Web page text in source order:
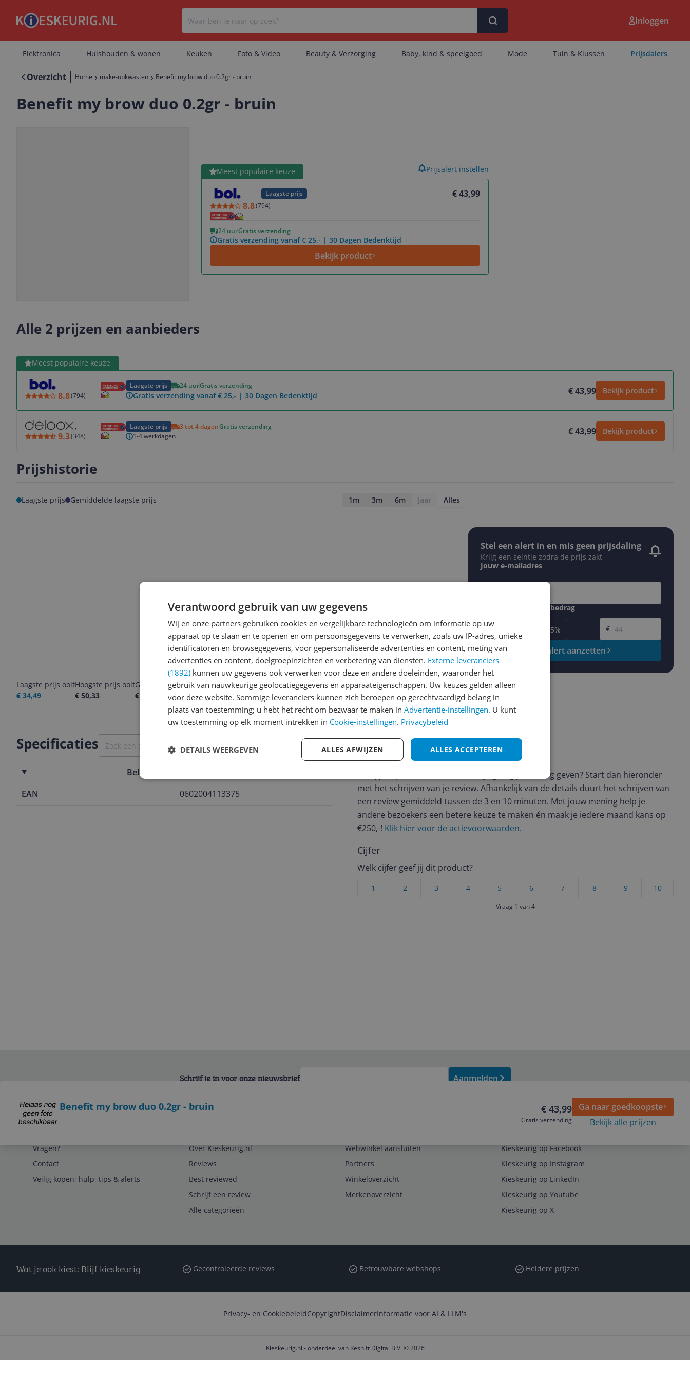
Er zijn geen categorieën gevonden.
Er zijn geen artikelen gevonden.
Inloggen
Elektronica Huishouden & wonen Keuken Foto & Video Beauty & Verzorging Baby, kind & speelgoed Mode Tuin & Klussen Prijsdalers
Overzicht Home make-upkwasten Benefit my brow duo 0.2gr - bruin
Benefit my brow duo 0.2gr - bruin
Meest populaire keuze
Laagste prijs
€ 43,99
8.8(794)
24 uurGratis verzending
Gratis verzending vanaf € 25,- | 30 Dagen Bedenktijd
Bekijk product
Bekijk product Prijsalert instellen
Alle 2 prijzen en aanbieders
Meest populaire keuze
8.8(794)
Laagste prijs 24 uurGratis verzending
Gratis verzending vanaf € 25,- | 30 Dagen Bedenktijd € 43,99 Bekijk product
Bekijk product
9.3(348)
Laagste prijs 3 tot 4 dagenGratis verzending
1-4 werkdagen
€ 43,99 Bekijk product
Prijshistorie
Laagste prijs Gemiddelde laagste prijs 1m 3m 6m Jaar Alles
Laagste prijs ooit
€ 34,49
Hoogste prijs ooit
€ 50,33
Goedkoopste nu
€ 43,99
Laatste prijsupdate
05-08-2026
Stel een alert in en mis geen prijsdaling
Krijg een seintje zodra de prijs zakt
Jouw e-mailadres
Gewenste daling of bedrag
-5% -15%
Gewenste prijs
€
Prijsalert aanzetten
Specificaties
Belangrijkste kenmerken
EAN
0602004113375
Reviews
Er zijn nog geen reviews geschreven
Heb jij dit product in bezit en wil je graag je mening geven? Start dan hieronder
met het schrijven van je review. Afhankelijk van de details duurt het schrijven van
een review gemiddeld tussen de 3 en 10 minuten. Met jouw mening help je
andere bezoekers een betere keuze te maken én maak je iedere maand kans op
€250,-! Klik hier voor de actievoorwaarden.
Cijfer
Welk cijfer geef jij dit product?
10
9
8
7
6
5
4
3
2
1
Vraag 1 van 4
Benefit my brow duo 0.2gr - bruin € 43,99
Gratis verzending
Ga naar goedkoopste
Bekijk alle prijzen
Schrijf je in voor onze nieuwsbrief Aanmelden
Vragen?
Contact
Veilig kopen; hulp, tips & alerts
Over Kieskeurig.nl
Reviews
Best reviewed
Schrijf een review
Alle categorieën
Webwinkel aansluiten
Partners
Winkeloverzicht
Merkenoverzicht
Kieskeurig op Facebook
Kieskeurig op Instagram
Kieskeurig op LinkedIn
Kieskeurig op Youtube
Kieskeurig op X
Wat je ook kiest: Blijf kieskeurig Gecontroleerde reviews Betrouwbare webshops Heldere prijzen
Privacy- en CookiebeleidCopyrightDisclaimerInformatie voor AI & LLM's
Kieskeurig.nl - onderdeel van Reshift Digital B.V. © 2026
Verantwoord gebruik van uw gegevens
Wij en onze partners gebruiken cookies en vergelijkbare technologieën om informatie op uw
apparaat op te slaan en te openen en om persoonsgegevens te verwerken, zoals uw IP-adres, unieke
identificatoren en browsegegevens, voor gepersonaliseerde advertenties en content, meting van
advertenties en content, doelgroepinzichten en verbetering van diensten. Externe leveranciers
(1892) kunnen uw gegevens ook verwerken voor deze en andere doeleinden, waaronder het
gebruik van nauwkeurige geolocatiegegevens en apparaateigenschappen. Uw keuzes gelden alleen
voor deze website. Sommige leveranciers kunnen zich beroepen op gerechtvaardigd belang in
plaats van toestemming; u hebt het recht om bezwaar te maken in Advertentie-instellingen. U kunt
uw toestemming op elk moment intrekken in Cookie-instellingen. Privacybeleid
ALLES ACCEPTEREN
ALLES AFWIJZEN
DETAILS WEERGEVEN